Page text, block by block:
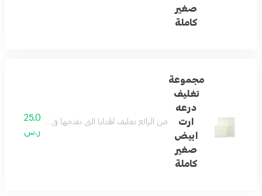
صغير
كاملة
مجموعة
تغليف
درعه
ارت
ابيض
صغير
كاملة
من الرائع تغليف الهدايا التي نقدمها في حياتنا ...
25.0
ر.س